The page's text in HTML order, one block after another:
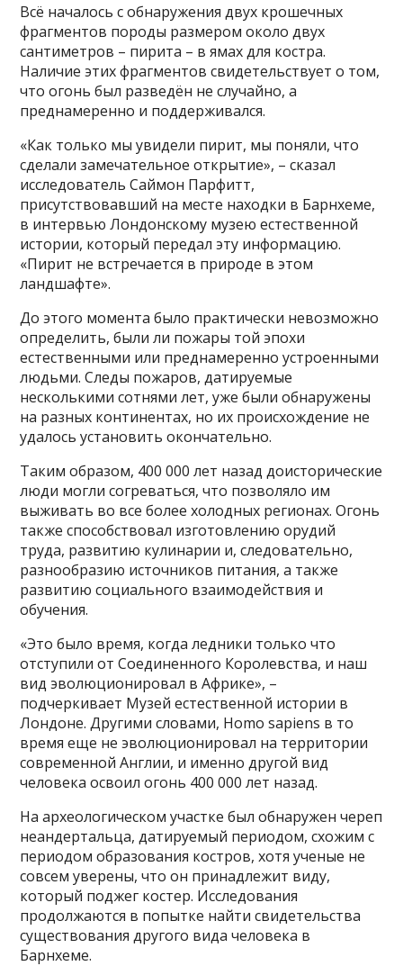
Всё началось с обнаружения двух крошечных
фрагментов породы размером около двух
сантиметров – пирита – в ямах для костра.
Наличие этих фрагментов свидетельствует о том,
что огонь был разведён не случайно, а
преднамеренно и поддерживался.
«Как только мы увидели пирит, мы поняли, что
сделали замечательное открытие», – сказал
исследователь Саймон Парфитт,
присутствовавший на месте находки в Барнхеме,
в интервью Лондонскому музею естественной
истории, который передал эту информацию.
«Пирит не встречается в природе в этом
ландшафте».
До этого момента было практически невозможно
определить, были ли пожары той эпохи
естественными или преднамеренно устроенными
людьми. Следы пожаров, датируемые
несколькими сотнями лет, уже были обнаружены
на разных континентах, но их происхождение не
удалось установить окончательно.
Таким образом, 400 000 лет назад доисторические
люди могли согреваться, что позволяло им
выживать во все более холодных регионах. Огонь
также способствовал изготовлению орудий
труда, развитию кулинарии и, следовательно,
разнообразию источников питания, а также
развитию социального взаимодействия и
обучения.
«Это было время, когда ледники только что
отступили от Соединенного Королевства, и наш
вид эволюционировал в Африке», –
подчеркивает Музей естественной истории в
Лондоне. Другими словами, Homo sapiens в то
время еще не эволюционировал на территории
современной Англии, и именно другой вид
человека освоил огонь 400 000 лет назад.
На археологическом участке был обнаружен череп
неандертальца, датируемый периодом, схожим с
периодом образования костров, хотя ученые не
совсем уверены, что он принадлежит виду,
который поджег костер. Исследования
продолжаются в попытке найти свидетельства
существования другого вида человека в
Барнхеме.